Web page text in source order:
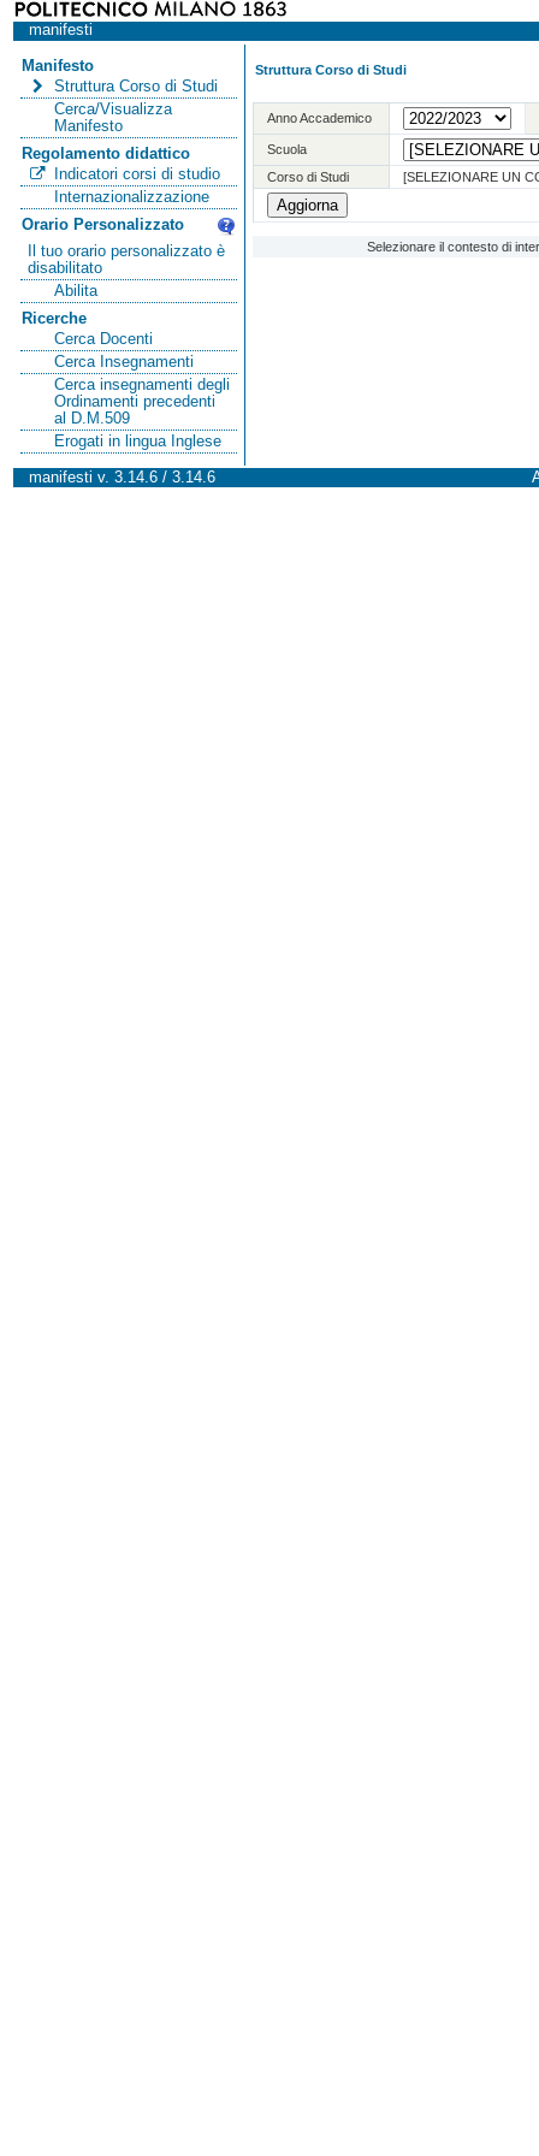
manifesti
Manifesto
Struttura Corso di Studi
Cerca/Visualizza
Manifesto
Regolamento didattico
Indicatori corsi di studio
Internazionalizzazione
Orario Personalizzato
Il tuo orario personalizzato è
disabilitato
Abilita
Ricerche
Cerca Docenti
Cerca Insegnamenti
Cerca insegnamenti degli
Ordinamenti precedenti
al D.M.509
Erogati in lingua Inglese
Struttura Corso di Studi
Anno Accademico
Scuola
Corso di Studi
[SELEZIONARE UN
Selezionare il contesto di
manifesti v. 3.14.6 / 3.14.6